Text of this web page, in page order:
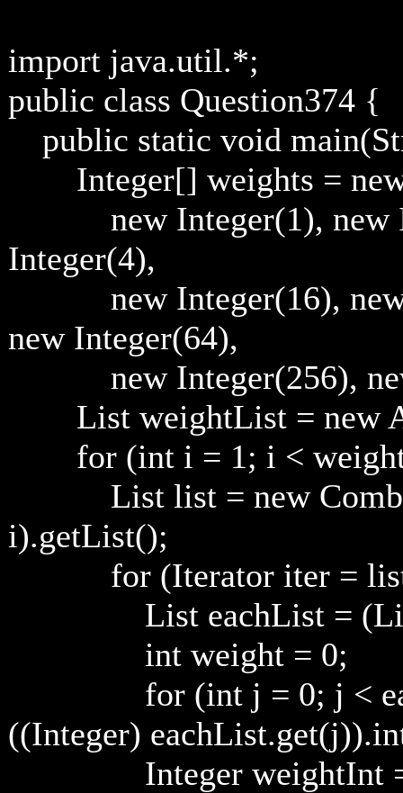
import java.util.*;
public class Question374 {
public static void
Integer[] weights =
new Integer(1), new
Integer(4),
new Integer(16), new
new Integer(64),
new Integer(256),
List weightList = new
for (int i = 1; i <
List list = new
i).getList();
for (Iterator iter = list
List eachList =
int weight = 0;
for (int j = 0; j <
((Integer)
Integer weightInt =